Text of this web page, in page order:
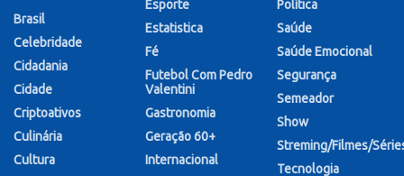
Brasil
Celebridade
Cidadania
Cidade
Criptoativos
Culinária
Cultura
Esporte
Estatistica
Fé
Futebol Com Pedro
Valentini
Gastronomia
Geração 60+
Internacional
Política
Saúde
Saúde Emocional
Segurança
Semeador
Show
Streming/Filmes/
Tecnologia